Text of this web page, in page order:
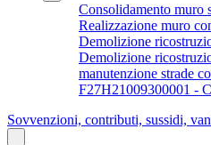
Consolidamento muro
Realizzazione muro
Demolizione
Demolizione
manutenzione strade
F27H21009300001 -
Sovvenzioni, contributi, sussidi,